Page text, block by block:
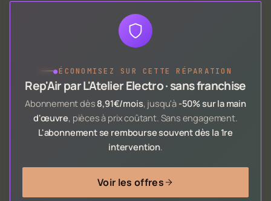
●ÉCONOMISEZ SUR CETTE RÉPARATION
Rep'Air par L'Atelier Electro · sans franchise
Abonnement dès 8,91€/mois, jusqu'à -50% sur la main
d'œuvre, pièces à prix coûtant. Sans engagement.
L'abonnement se rembourse souvent dès la 1re
intervention.
Voir les offres